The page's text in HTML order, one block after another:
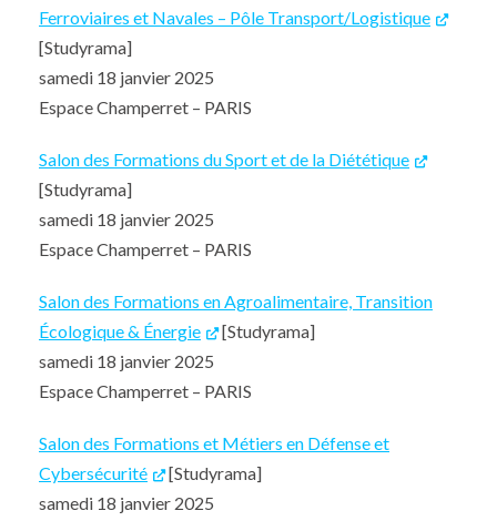
Ferroviaires et Navales – Pôle Transport/Logistique
[Studyrama]
samedi 18 janvier 2025
Espace Champerret – PARIS
Salon des Formations du Sport et de la Diététique
[Studyrama]
samedi 18 janvier 2025
Espace Champerret – PARIS
Salon des Formations en Agroalimentaire, Transition
Écologique & Énergie
[Studyrama]
samedi 18 janvier 2025
Espace Champerret – PARIS
Salon des Formations et Métiers en Défense et
Cybersécurité
[Studyrama]
samedi 18 janvier 2025